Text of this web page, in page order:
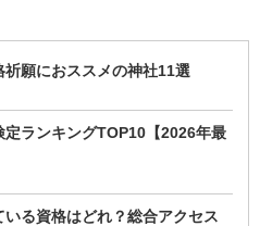
願におススメの神社11選
ランキングTOP10【2026年最
る資格はどれ？総合アクセス